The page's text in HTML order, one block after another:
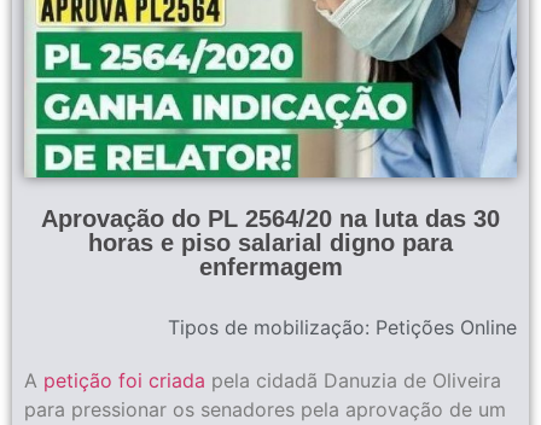
Aprovação do PL 2564/20 na luta das 30
horas e piso salarial digno para
enfermagem
Tipos de mobilização: Petições Online
A petição foi criada pela cidadã Danuzia de Oliveira
para pressionar os senadores pela aprovação de um